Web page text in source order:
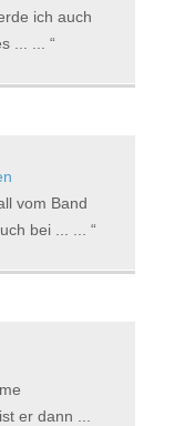
ich auch
... ...
vom Band
bei ... ...
er dann ...